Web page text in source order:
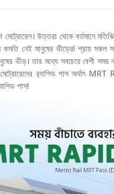
উত্তরা থেকে বর্তমানে
নেই মানুষের ভীড়ের! প্রায় সকল
ভীড়। তার মধ্যে সবচেয়ে বেশী সময়
মেট্রোরেলের র‍্যাপিড পাস অর্থাৎ
পাস!